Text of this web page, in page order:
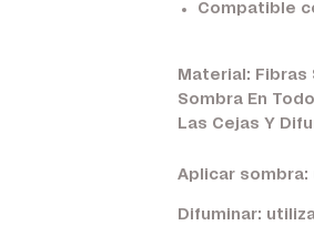
Compatible
Material: Fibras
Sombra En
Las Cejas Y
Aplicar sombra:
Difuminar: